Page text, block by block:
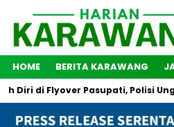
HOME BERITA KARAWANG
Diri di Flyover Pasupati, Polisi